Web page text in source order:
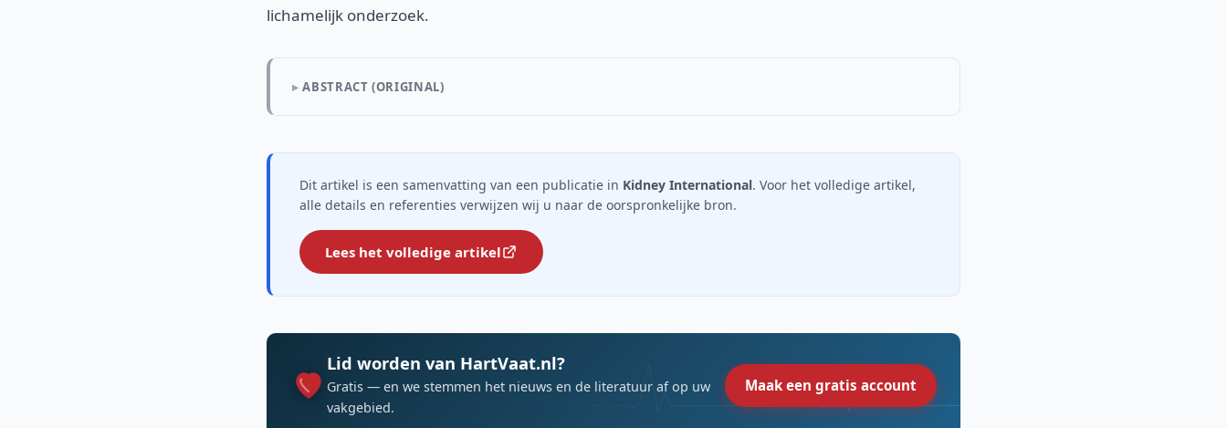
lichamelijk onderzoek.
ABSTRACT (ORIGINAL)
Dit artikel is een samenvatting van een publicatie in Kidney International. Voor het volledige artikel,
alle details en referenties verwijzen wij u naar de oorspronkelijke bron.
Lees het volledige artikel
Lid worden van HartVaat.nl?
Gratis — en we stemmen het nieuws en de literatuur af op uw
vakgebied.
Maak een gratis account